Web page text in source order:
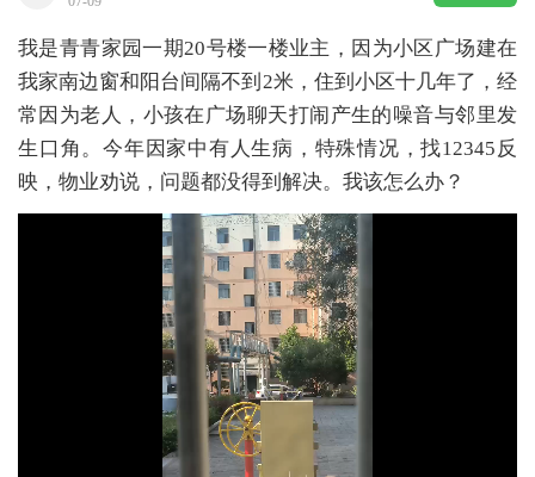
我是青青家园一期20号楼一楼业主，因为小区广场建在
我家南边窗和阳台间隔不到2米，住到小区十几年了，经
常因为老人，小孩在广场聊天打闹产生的噪音与邻里发
生口角。今年因家中有人生病，特殊情况，找12345反
映，物业劝说，问题都没得到解决。我该怎么办？